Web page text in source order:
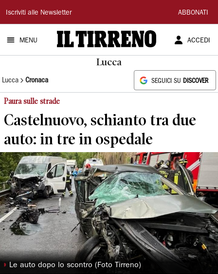
Il
Tirreno
Iscriviti alle Newsletter ABBONATI
MENU ACCEDI
Lucca
Lucca Cronaca SEGUICI SU DISCOVER
Paura sulle strade
Castelnuovo, schianto tra due
auto: in tre in ospedale
◗ Le auto dopo lo scontro (Foto Tirreno)